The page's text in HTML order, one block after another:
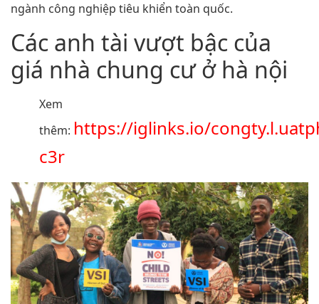
ngành công nghiệp tiêu khiển toàn quốc.
Các anh tài vượt bậc của
giá nhà chung cư ở hà nội
Xem
thêm: https://iglinks.io/
c3r